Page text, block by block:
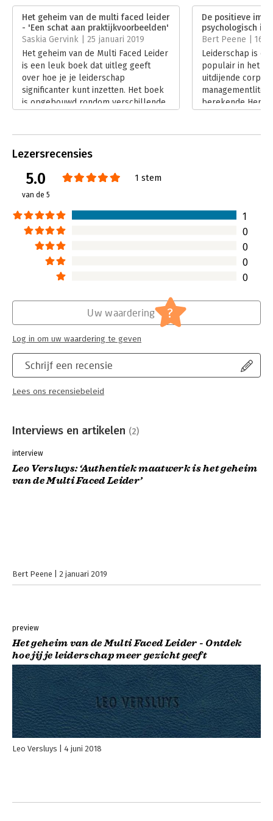
Verschijningsdatum:
14-5-2018
Hoofdrubriek: Leiderschap
Het geheim van de multi faced leider
- 'Een schat aan praktijkvoorbeelden'
Saskia Gervink | 25 januari 2019
Het geheim van de Multi Faced Leider
is een leuk boek dat uitleg geeft
over hoe je je leiderschap
significanter kunt inzetten. Het boek
is opgebouwd rondom verschillende
De positieve
psychologisch
Bert Peene | 16
Leiderschap is
populair in het
uitdijende corpus
berekende Henk
Lees verder
Lezersrecensies
5.0
van de 5
1 stem
1
0
0
0
0
Schrijf een recensie
Lees ons recensiebeleid
Uw waardering ?
Log in om uw waardering te geven
Interviews en artikelen (2)
interview
Leo Versluys: ‘Authentiek maatwerk is het geheim
van de Multi Faced Leider’
Bert Peene 2 januari 2019
preview
Het geheim van de Multi Faced Leider - Ontdek
hoe jij je leiderschap meer gezicht geeft
Leo Versluys 4 juni 2018